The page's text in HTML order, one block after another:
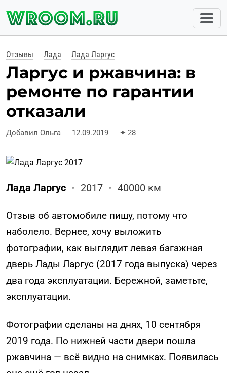
Отзывы Лада Лада Ларгус
Ларгус и ржавчина: в
ремонте по гарантии
отказали
Добавил Ольга 12.09.2019 ✦ 28
Лада Ларгус • 2017 • 40000 км
Отзыв об автомобиле пишу, потому что
наболело. Вернее, хочу выложить
фотографии, как выглядит левая багажная
дверь Лады Ларгус (2017 года выпуска) через
два года эксплуатации. Бережной, заметьте,
эксплуатации.
Фотографии сделаны на днях, 10 сентября
2019 года. По нижней части двери пошла
ржавчина — всё видно на снимках. Появилась